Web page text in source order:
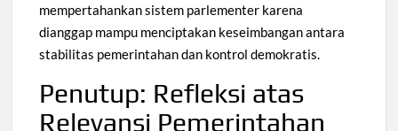
mempertahankan sistem parlementer karena
dianggap mampu menciptakan keseimbangan antara
stabilitas pemerintahan dan kontrol demokratis.
Penutup: Refleksi atas
Relevansi Pemerintahan